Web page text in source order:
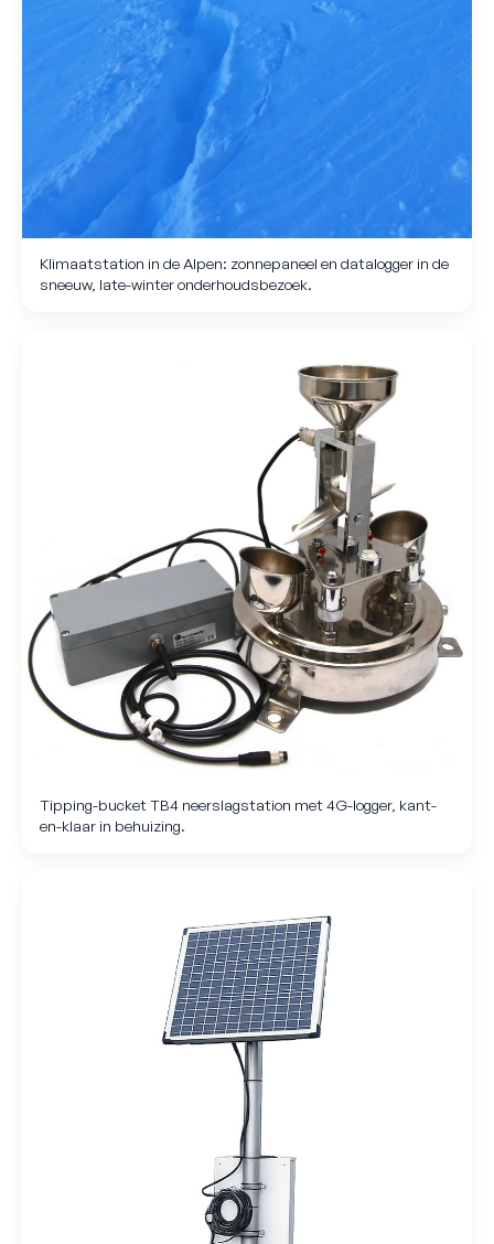
Klimaatstation in de Alpen: zonnepaneel en datalogger in de
sneeuw, late-winter onderhoudsbezoek.
Tipping-bucket TB4 neerslagstation met 4G-logger, kant-
en-klaar in behuizing.